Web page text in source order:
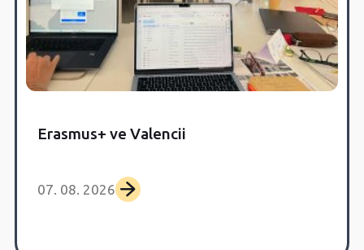
Erasmus+ ve Valencii
07. 08. 2026